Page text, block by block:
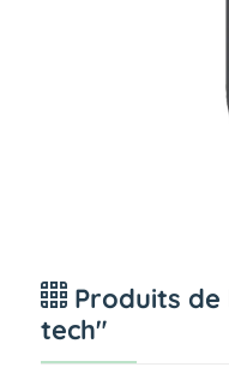
Produits
tech"